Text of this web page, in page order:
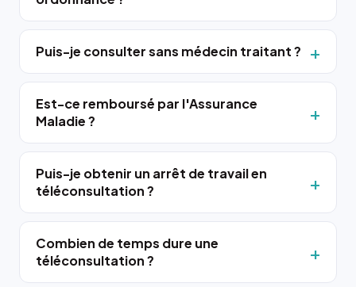
Puis-je consulter sans médecin traitant ?
Est-ce remboursé par l'Assurance
Maladie ?
Puis-je obtenir un arrêt de travail en
téléconsultation ?
Combien de temps dure une
téléconsultation ?